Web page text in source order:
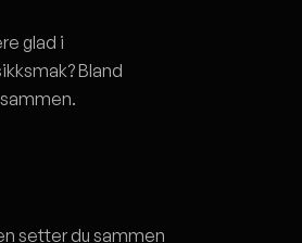
glad i
Bland
setter du sammen